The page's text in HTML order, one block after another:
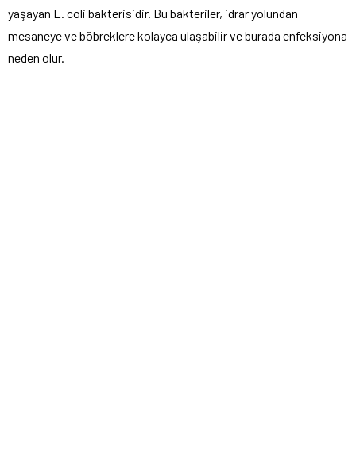
yaşayan E. coli bakterisidir. Bu bakteriler, idrar yolundan
mesaneye ve böbreklere kolayca ulaşabilir ve burada enfeksiyona
neden olur.